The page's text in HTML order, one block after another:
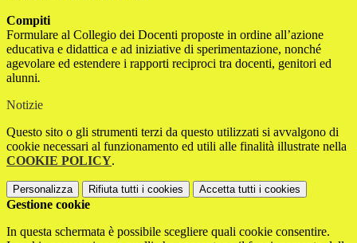
Compiti
Formulare al Collegio dei Docenti proposte in ordine all’azione
educativa e didattica e ad iniziative di sperimentazione, nonché
agevolare ed estendere i rapporti reciproci tra docenti, genitori ed
alunni.
Notizie
Questo sito o gli strumenti terzi da questo utilizzati si avvalgono di
cookie necessari al funzionamento ed utili alle finalità illustrate nella
COOKIE POLICY.
Personalizza Rifiuta tutti i cookies Accetta tutti i cookies
Gestione cookie
In questa schermata è possibile scegliere quali cookie consentire.